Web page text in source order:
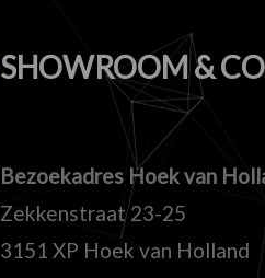
SHOWROOM &
Bezoekadres Hoek van
Zekkenstraat 23-25
3151 XP Hoek van Holland